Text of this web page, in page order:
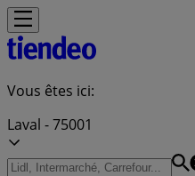
Vous êtes ici:
Laval - 75001